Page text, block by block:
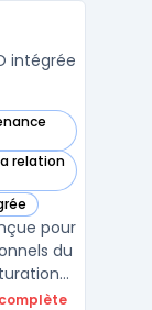
...
intégrée
relation
pour
du